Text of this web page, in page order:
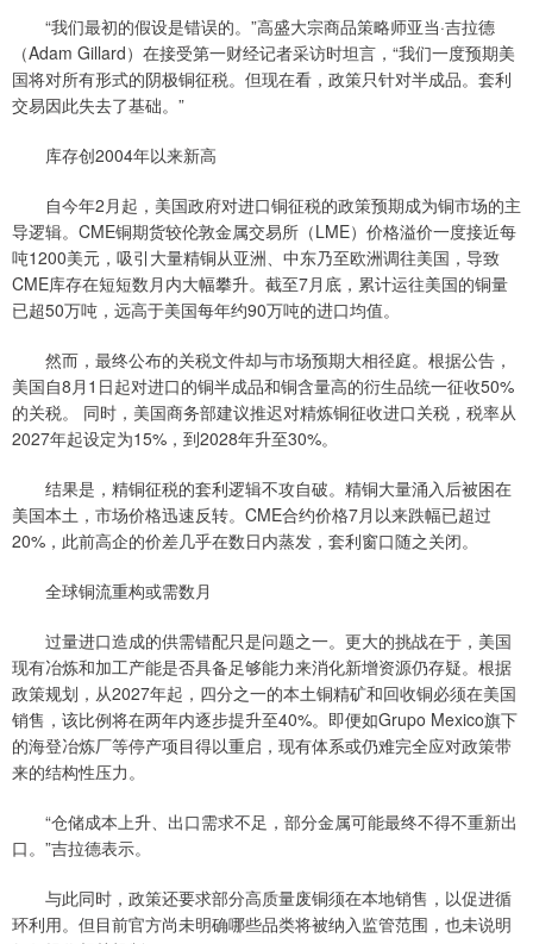
“我们最初的假设是错误的。”高盛大宗商品策略师亚当·吉拉德
（Adam Gillard）在接受第一财经记者采访时坦言，“我们一度预期美
国将对所有形式的阴极铜征税。但现在看，政策只针对半成品。套利
交易因此失去了基础。”
库存创2004年以来新高
自今年2月起，美国政府对进口铜征税的政策预期成为铜市场的主
导逻辑。CME铜期货较伦敦金属交易所（LME）价格溢价一度接近每
吨1200美元，吸引大量精铜从亚洲、中东乃至欧洲调往美国，导致
CME库存在短短数月内大幅攀升。截至7月底，累计运往美国的铜量
已超50万吨，远高于美国每年约90万吨的进口均值。
然而，最终公布的关税文件却与市场预期大相径庭。根据公告，
美国自8月1日起对进口的铜半成品和铜含量高的衍生品统一征收50%
的关税。 同时，美国商务部建议推迟对精炼铜征收进口关税，税率从
2027年起设定为15%，到2028年升至30%。
结果是，精铜征税的套利逻辑不攻自破。精铜大量涌入后被困在
美国本土，市场价格迅速反转。CME合约价格7月以来跌幅已超过
20%，此前高企的价差几乎在数日内蒸发，套利窗口随之关闭。
全球铜流重构或需数月
过量进口造成的供需错配只是问题之一。更大的挑战在于，美国
现有冶炼和加工产能是否具备足够能力来消化新增资源仍存疑。根据
政策规划，从2027年起，四分之一的本土铜精矿和回收铜必须在美国
销售，该比例将在两年内逐步提升至40%。即便如Grupo Mexico旗下
的海登冶炼厂等停产项目得以重启，现有体系或仍难完全应对政策带
来的结构性压力。
“仓储成本上升、出口需求不足，部分金属可能最终不得不重新出
口。”吉拉德表示。
与此同时，政策还要求部分高质量废铜须在本地销售，以促进循
环利用。但目前官方尚未明确哪些品类将被纳入监管范围，也未说明